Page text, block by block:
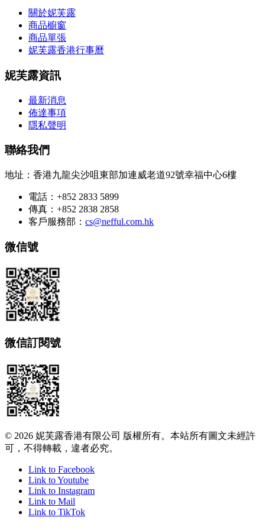
關於妮芙露
商品櫥窗
商品單張
妮芙露香港行事曆
妮芙露資訊
最新消息
佈達事項
隱私聲明
聯絡我們
地址：香港九龍尖沙咀東部加連威老道92號幸福中心6樓
電話：+852 2833 5899
傳真：+852 2838 2858
客戶服務部： cs@nefful.com.hk
微信號
微信訂閱號
© 2026 妮芙露香港有限公司 版權所有。本站所有圖文未經許
可，不得轉載，違者必究。
Link to Facebook
Link to Youtube
Link to Instagram
Link to Mail
Link to TikTok